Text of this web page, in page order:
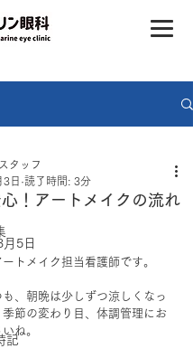
記
！アートメイクの流れ
タッフ
日 読了時間: 3分
5日
トメイク担当看護師です。
、朝晩は少しずつ涼しくなっ
節の変わり目、体調管理にお
ね。